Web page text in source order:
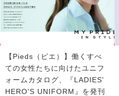
【Pieds（ピエ）】働くすべ
ての女性たちに向けたユニフ
ォームカタログ、『LADIES'
HERO'S UNIFORM』を発刊